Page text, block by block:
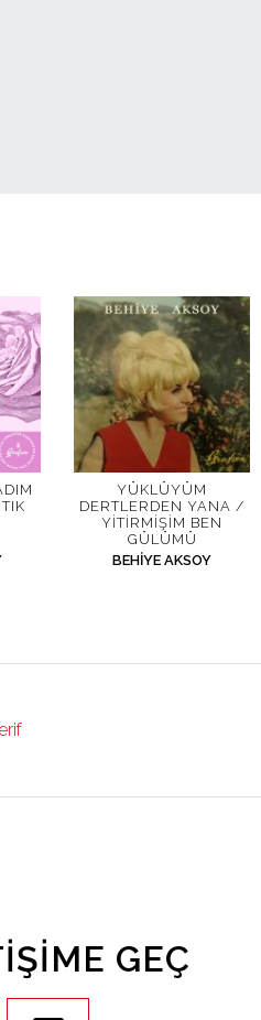
YÜKLÜYÜM
DERTLERDEN YANA /
YITIRMIŞIM BEN
GÜLÜMÜ
BEHIYE AKSOY
GEÇ